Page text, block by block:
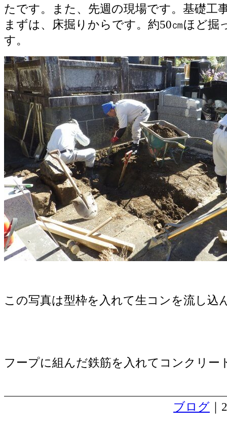
たです。また、先週の現場です。基礎工
まずは、床掘りからです。約50㎝ほど掘
す。
この写真は型枠を入れて生コンを流し込
フープに組んだ鉄筋を入れてコンクリー
ブログ